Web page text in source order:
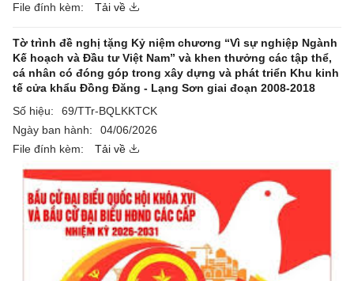
File đính kèm:
Tải về
Tờ trình đề nghị tặng Kỷ niệm chương “Vì sự nghiệp Ngành
Kế hoạch và Đầu tư Việt Nam” và khen thưởng các tập thể,
cá nhân có đóng góp trong xây dựng và phát triển Khu kinh
tế cửa khẩu Đồng Đăng - Lạng Sơn giai đoạn 2008-2018
Số hiệu:
69/TTr-BQLKKTCK
Ngày ban hành:
04/06/2026
File đính kèm:
Tải về